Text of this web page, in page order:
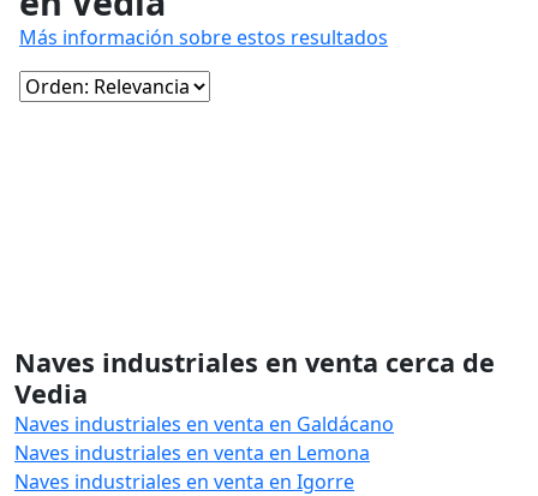
Más información sobre estos resultados
Naves industriales en venta cerca de
Vedia
Naves industriales en venta en Galdácano
Naves industriales en venta en Lemona
Naves industriales en venta en Igorre